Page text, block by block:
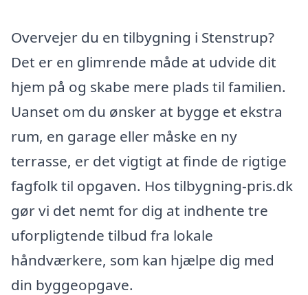
Overvejer du en tilbygning i Stenstrup?
Det er en glimrende måde at udvide dit
hjem på og skabe mere plads til familien.
Uanset om du ønsker at bygge et ekstra
rum, en garage eller måske en ny
terrasse, er det vigtigt at finde de rigtige
fagfolk til opgaven. Hos tilbygning-pris.dk
gør vi det nemt for dig at indhente tre
uforpligtende tilbud fra lokale
håndværkere, som kan hjælpe dig med
din byggeopgave.